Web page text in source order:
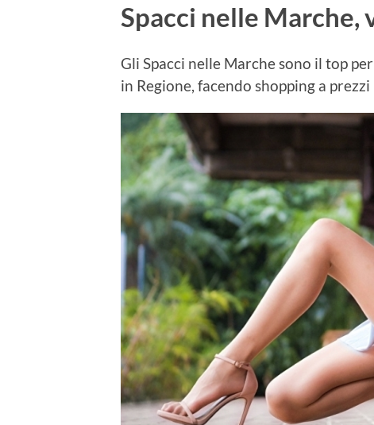
Spacci nelle Marche,
Gli Spacci nelle Marche sono il top
in Regione, facendo shopping a